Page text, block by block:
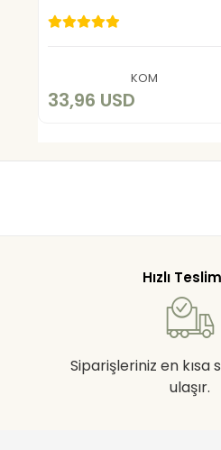
KOM
33,96 USD
Add to cart
Hızlı
Siparişleriniz en kısa
ulaşır.